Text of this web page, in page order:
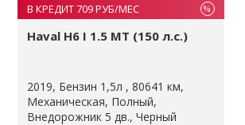
В КРЕДИТ 709 РУБ/МЕС %
Haval H6 I 1.5 MT (150 л.с.)
2019 Бензин 1,5л
80641 км
Механическая Полный
Внедорожник 5 дв. Черный